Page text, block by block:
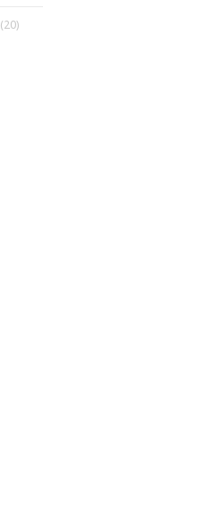
(20)